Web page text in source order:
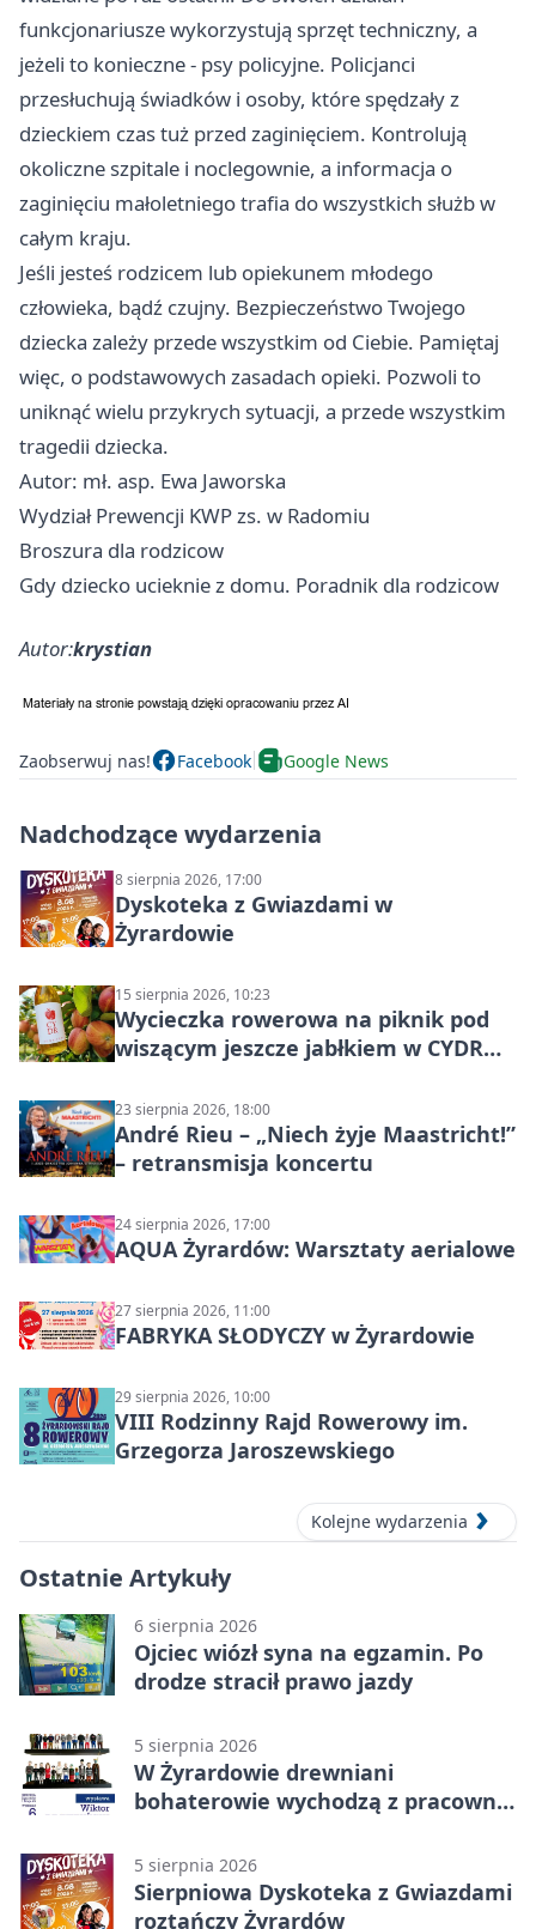
funkcjonariusze wykorzystują sprzęt techniczny, a
jeżeli to konieczne - psy policyjne. Policjanci
przesłuchują świadków i osoby, które spędzały z
dzieckiem czas tuż przed zaginięciem. Kontrolują
okoliczne szpitale i noclegownie, a informacja o
zaginięciu małoletniego trafia do wszystkich służb w
całym kraju.
Jeśli jesteś rodzicem lub opiekunem młodego
człowieka, bądź czujny. Bezpieczeństwo Twojego
dziecka zależy przede wszystkim od Ciebie. Pamiętaj
więc, o podstawowych zasadach opieki. Pozwoli to
uniknąć wielu przykrych sytuacji, a przede wszystkim
tragedii dziecka.
Autor: mł. asp. Ewa Jaworska
Wydział Prewencji KWP zs. w Radomiu
Broszura dla rodzicow
Gdy dziecko ucieknie z domu. Poradnik dla rodzicow
Autor:krystian
Zaobserwuj nas! Facebook Google News
Nadchodzące wydarzenia
8 sierpnia 2026, 17:00
Dyskoteka z Gwiazdami w
Żyrardowie
15 sierpnia 2026, 10:23
Wycieczka rowerowa na piknik pod
wiszącym jeszcze jabłkiem w CYDR
23 sierpnia 2026, 18:00
André Rieu – „Niech żyje Maastricht!”
– retransmisja koncertu
24 sierpnia 2026, 17:00
AQUA Żyrardów: Warsztaty aerialowe
27 sierpnia 2026, 11:00
FABRYKA SŁODYCZY w Żyrardowie
29 sierpnia 2026, 10:00
VIII Rodzinny Rajd Rowerowy im.
Grzegorza Jaroszewskiego
Kolejne wydarzenia
Ostatnie Artykuły
6 sierpnia 2026
Ojciec wiózł syna na egzamin. Po
drodze stracił prawo jazdy
5 sierpnia 2026
W Żyrardowie drewniani
bohaterowie wychodzą z pracowni
5 sierpnia 2026
Sierpniowa Dyskoteka z Gwiazdami
roztańczy Żyrardów